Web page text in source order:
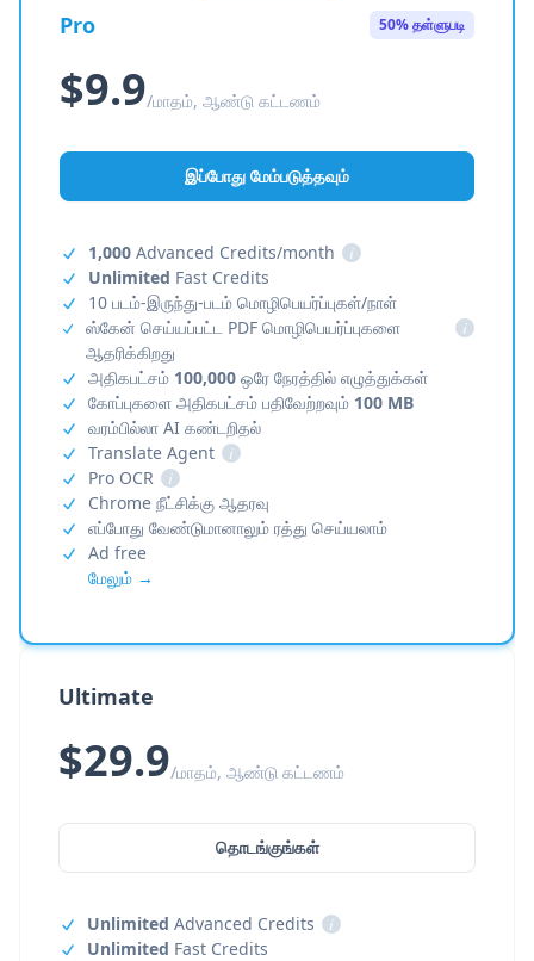
Pro 50% தள்ளுபடி
$9.9/மாதம், ஆண்டு கட்டணம்
இப்போது மேம்படுத்தவும்
1,000 Advanced Credits/month
i
Unlimited Fast Credits
10 படம்-இருந்து-படம் மொழிபெயர்ப்புகள்/நாள்
ஸ்கேன் செய்யப்பட்ட PDF மொழிபெயர்ப்புகளை
ஆதரிக்கிறது
i
அதிகபட்சம் 100,000 ஒரே நேரத்தில் எழுத்துக்கள்
கோப்புகளை அதிகபட்சம் பதிவேற்றவும் 100 MB
வரம்பில்லா AI கண்டறிதல்
Translate Agent
i
Pro OCR
i
Chrome நீட்சிக்கு ஆதரவு
எப்போது வேண்டுமானாலும் ரத்து செய்யலாம்
Ad free
மேலும் →
Ultimate
$29.9/மாதம், ஆண்டு கட்டணம்
தொடங்குங்கள்
Unlimited Advanced Credits
i
Unlimited Fast Credits